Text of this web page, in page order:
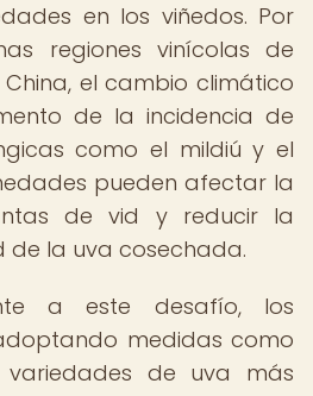
en los viñedos. Por
regiones vinícolas de
el cambio climático
de la incidencia de
como el mildiú y el
pueden afectar la
de vid y reducir la
la uva cosechada.
a este desafío, los
medidas como
de uva más